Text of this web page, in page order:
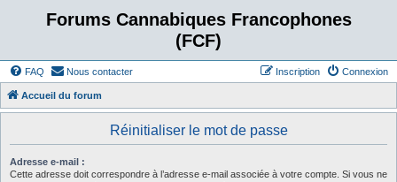
Forums Cannabiques Francophones
(FCF)
FAQ Nous contacter Connexion
Inscription
Accueil du forum
Réinitialiser le mot de passe
Adresse e-mail :
Cette adresse doit correspondre à l’adresse e-mail associée à votre compte. Si vous ne